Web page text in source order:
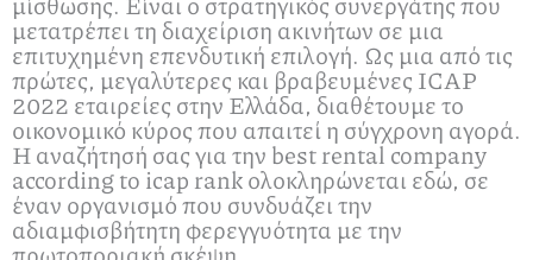
μετατρέπει τη διαχείριση ακινήτων σε μια
επιτυχημένη επενδυτική επιλογή. Ως μια από τις
πρώτες, μεγαλύτερες και βραβευμένες ICAP
2022 εταιρείες στην Ελλάδα, διαθέτουμε το
οικονομικό κύρος που απαιτεί η σύγχρονη αγορά.
Η αναζήτησή σας για την best rental company
according to icap rank ολοκληρώνεται εδώ, σε
έναν οργανισμό που συνδυάζει την
αδιαμφισβήτητη φερεγγυότητα με την